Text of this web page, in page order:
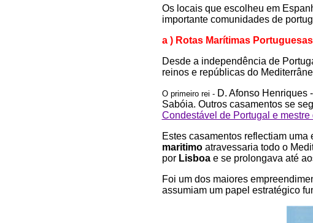
Os locais que escolheu em
importante comunidades de
a ) Rotas Marítimas Portuguesas
Desde a independência de
reinos e repúblicas do
O primeiro rei - D. Afonso Henriques
Sabóia. Outros casamentos se
Condestável de Portugal e mestre
Estes casamentos reflectiam
maritimoatravessaria todo o
por Lisboae se prolongava até
Foi um dos maiores
assumiam um papel estratégico